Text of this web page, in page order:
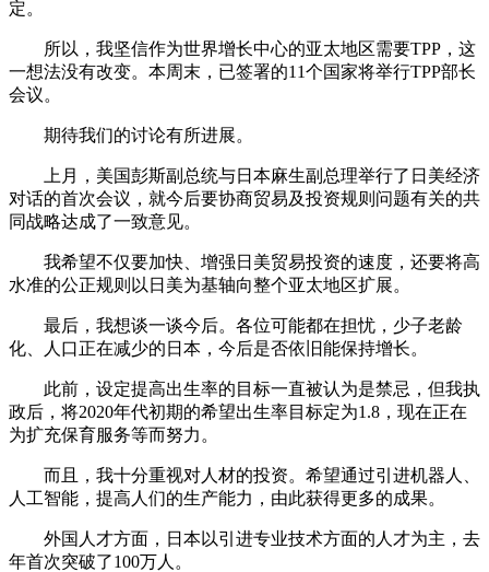
定。
所以，我坚信作为世界增长中心的亚太地区需要TPP，这
一想法没有改变。本周末，已签署的11个国家将举行TPP部长
会议。
期待我们的讨论有所进展。
上月，美国彭斯副总统与日本麻生副总理举行了日美经济
对话的首次会议，就今后要协商贸易及投资规则问题有关的共
同战略达成了一致意见。
我希望不仅要加快、增强日美贸易投资的速度，还要将高
水准的公正规则以日美为基轴向整个亚太地区扩展。
最后，我想谈一谈今后。各位可能都在担忧，少子老龄
化、人口正在减少的日本，今后是否依旧能保持增长。
此前，设定提高出生率的目标一直被认为是禁忌，但我执
政后，将2020年代初期的希望出生率目标定为1.8，现在正在
为扩充保育服务等而努力。
而且，我十分重视对人材的投资。希望通过引进机器人、
人工智能，提高人们的生产能力，由此获得更多的成果。
外国人才方面，日本以引进专业技术方面的人才为主，去
年首次突破了100万人。